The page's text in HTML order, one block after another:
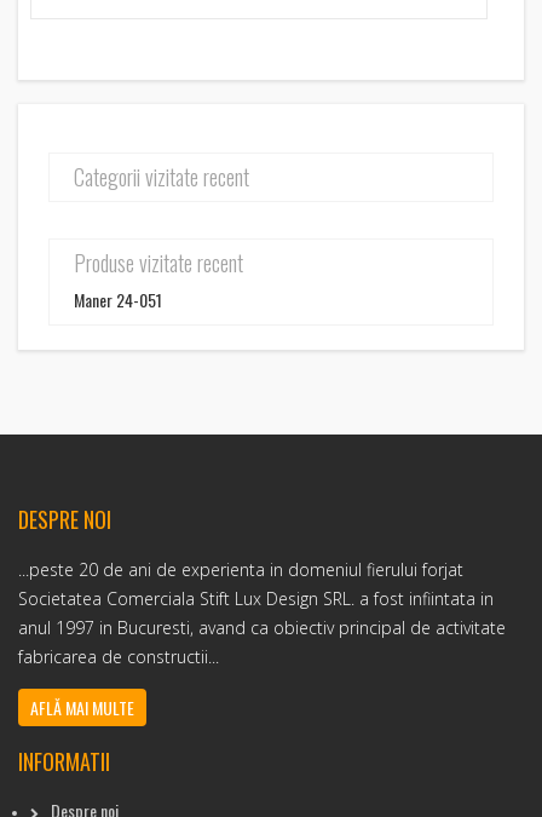
Categorii vizitate recent
Produse vizitate recent
Maner 24-051
DESPRE NOI
...peste 20 de ani de experienta in domeniul fierului forjat
Societatea Comerciala Stift Lux Design SRL. a fost infiintata in
anul 1997 in Bucuresti, avand ca obiectiv principal de activitate
fabricarea de constructii...
AFLĂ MAI MULTE
INFORMATII
Despre noi